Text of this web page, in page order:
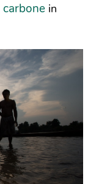
carbone in